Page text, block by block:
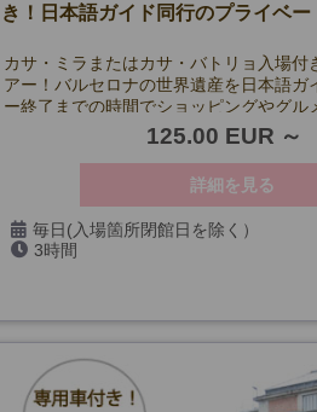
き！日本語ガイド同行のプライベー
カサ・ミラまたはカサ・バトリョ入場付
アー！バルセロナの世界遺産を日本語ガ
ー終了までの時間でショッピングやグル
発着で安心、初めての方にも最適です！
125.00 EUR
詳細を見る
毎日(入場箇所閉館日を除く）
3時間